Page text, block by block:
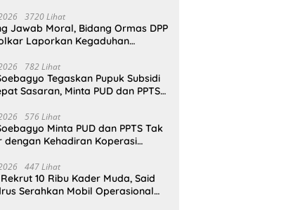
3720 Lihat
Jawab Moral, Bidang Ormas DPP
Laporkan Kegaduhan
782 Lihat
Tegaskan Pupuk Subsidi
Sasaran, Minta PUD dan PPTS
576 Lihat
Minta PUD dan PPTS Tak
dengan Kehadiran Koperasi
447 Lihat
10 Ribu Kader Muda, Said
Serahkan Mobil Operasional